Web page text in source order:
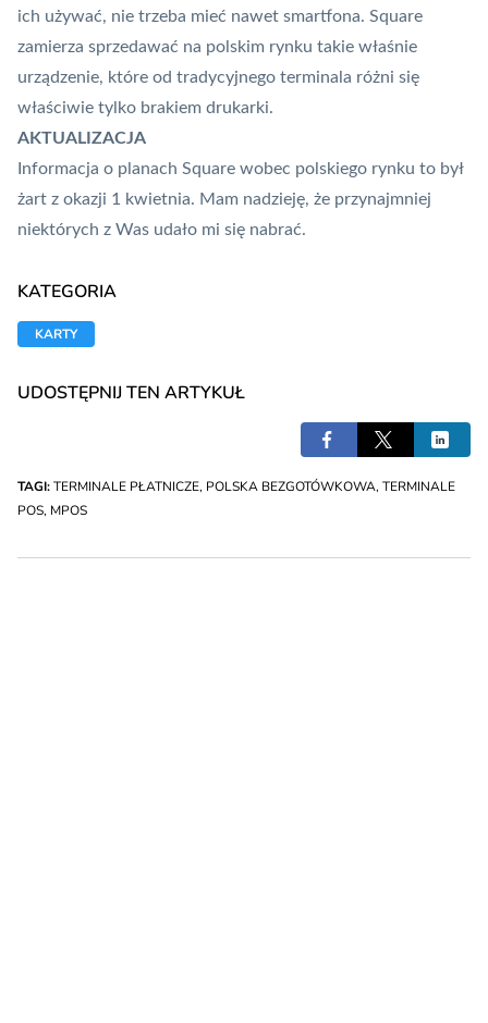
ich używać, nie trzeba mieć nawet smartfona. Square
zamierza sprzedawać na polskim rynku takie właśnie
urządzenie, które od tradycyjnego terminala różni się
właściwie tylko brakiem drukarki.
AKTUALIZACJA
Informacja o planach Square wobec polskiego rynku to był
żart z okazji 1 kwietnia. Mam nadzieję, że przynajmniej
niektórych z Was udało mi się nabrać.
KATEGORIA
KARTY
UDOSTĘPNIJ TEN ARTYKUŁ
TAGI:TERMINALE PŁATNICZE, POLSKA BEZGOTÓWKOWA, TERMINALE
POS, MPOS